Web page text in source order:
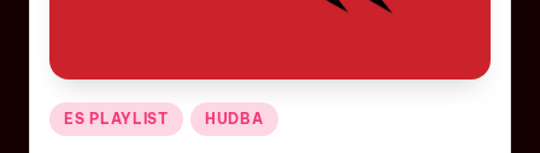
ES PLAYLIST HUDBA